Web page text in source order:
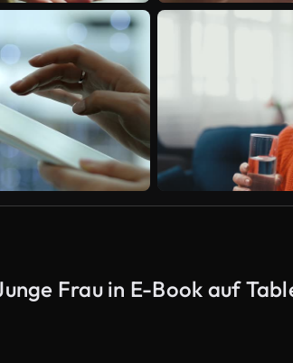
Frau in E-Book auf